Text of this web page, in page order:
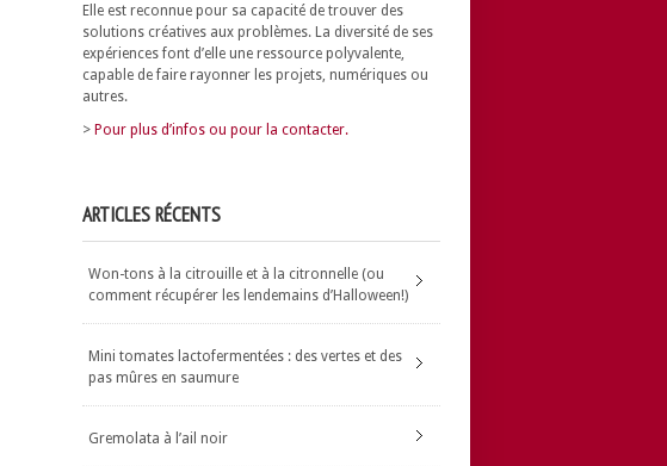
Elle est reconnue pour sa capacité de trouver des
solutions créatives aux problèmes. La diversité de ses
expériences font d’elle une ressource polyvalente,
capable de faire rayonner les projets, numériques ou
autres.
> Pour plus d’infos ou pour la contacter.
ARTICLES RÉCENTS
Won-tons à la citrouille et à la citronnelle (ou
comment récupérer les lendemains d’Halloween!)
Mini tomates lactofermentées : des vertes et des
pas mûres en saumure
Gremolata à l’ail noir